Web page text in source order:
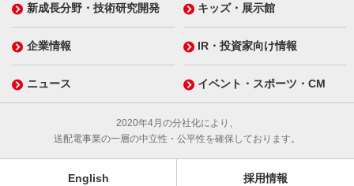
新成長分野・技術研究開発 キッズ・展示館
企業情報 IR・投資家向け情報
ニュース イベント・スポーツ・CM
2020年4月の分社化により、
送配電事業の一層の中立性・公平性を確保しております。
English 採用情報